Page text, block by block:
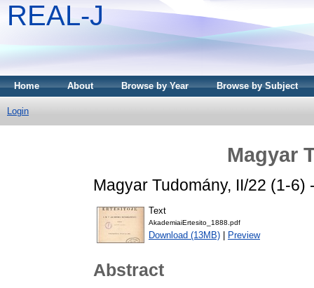
REAL-J
Home About Browse by Year Browse by Subject
Login
Magyar
Magyar Tudomány, II/22 (1-6)
Text
AkademiaiErtesito_1888.pdf
Download (13MB) Preview
Abstract